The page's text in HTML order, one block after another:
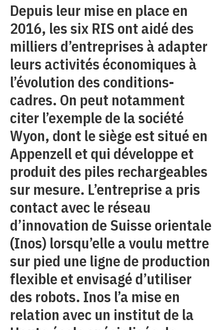
Depuis leur mise en place en
2016, les six RIS ont aidé des
milliers d’entreprises à adapter
leurs activités économiques à
l’évolution des conditions-
cadres. On peut notamment
citer l’exemple de la société
Wyon, dont le siège est situé en
Appenzell et qui développe et
produit des piles rechargeables
sur mesure. L’entreprise a pris
contact avec le réseau
d’innovation de Suisse orientale
(Inos) lorsqu’elle a voulu mettre
sur pied une ligne de production
flexible et envisagé d’utiliser
des robots. Inos l’a mise en
relation avec un institut de la